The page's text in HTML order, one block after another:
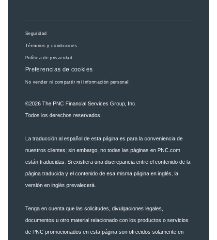
Seguridad
Términos y condiciones
Política de privacidad
Preferencias de cookies
No vender ni compartir mi información personal
©2026 The PNC Financial Services Group, Inc.
Todos los derechos reservados.
La traducción al español de esta página es para la conveniencia de
nuestros clientes; sin embargo, no todas las páginas en PNC.com
están traducidas. Si existiera una discrepancia entre el contenido de la
página traducida y el contenido de esa misma página en inglés, la
versión en inglés prevalecerá.
Tenga en cuenta que las solicitudes, divulgaciones legales,
documentos u otro material relacionado con los productos o servicios
de PNC promocionados en esta página son ofrecidos solamente en